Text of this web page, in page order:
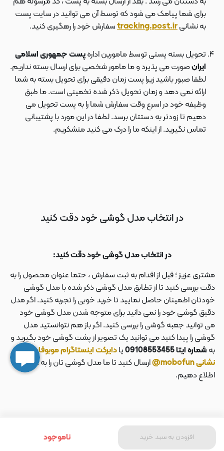
افزودن به سبد خرید ناموجود
برای شما پیامک می شود که توسط آن می توانید در سایت پست
به نشانیtracking.post.irسفارش خود را رهگیری کنید.
تحویل بسته پستی توسط مامورین ادارهپست جمهوری اسلامی
ایرانصورت می پذیرد و ما مامور شخصی برای ارسال بسته نداریم.
لطفا صبور باشید زیرا پست زمان دقیقی برای تحویل بسته به شما
ارائه نمی دهد و زمان تحویل ذکر شده تخمینی است. ما طبق
وظیفه خود در اسرع وقت سفارش شما را به پست تحویل می
دهیم تا زودتر به دستتان برسد. لطفا در این مورد با پشتیبانی
تماس نگیرید. از اینکه ما را درک می کنید متشکریم.
در انتخاب مدل گوشی خود دقت کنید
در انتخاب مدل گوشی خود دقت کنید:
مشتری عزیز ؛ قبل از اقدام به ثبت سفارش ، حتما عنوان محصول را به
دقت بررسی کنید تا از تطابق مدل گوشی ذکر شده با مدل گوشی
خودتان اطمینان حاصل نمایید تا خرید خوبی را تجربه کنید. اگر مدل
دقیق گوشی خود را نمی دانید برای متوجه شدن مدل گوشی خود
می توانید جعبه گوشی را بررسی کنید. اگر باز هم نتوانستید مدل
گوشی را پیدا کنید می توانید یک تصویر از پشت گوشی خود بگیرید و
به شماره ایتا 09108553455 یادایرکت اینستاگرام موبوفان به
نشانی mobofun@
ارسال کنید تا ما مدل گوشی تان را به شما
اطلاع دهیم.